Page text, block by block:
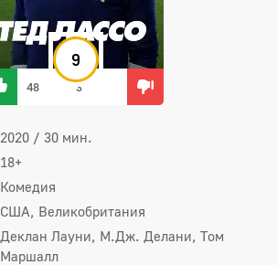
48
9
3
2020 / 30 мин.
18+
Комедия
США, Великобритания
Деклан Лауни, М.Дж. Делани, Том
Маршалл